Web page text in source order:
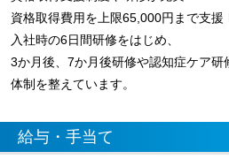
資格取得費用を上限65,000円まで支援
入社時の6日間研修をはじめ、
3か月後、7か月後研修や認知症ケア
体制を整えています。
給与・手当て